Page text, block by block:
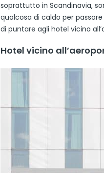
soprattutto in Scandinavia,
qualcosa di caldo per
di puntare agli hotel vicino
Hotel vicino